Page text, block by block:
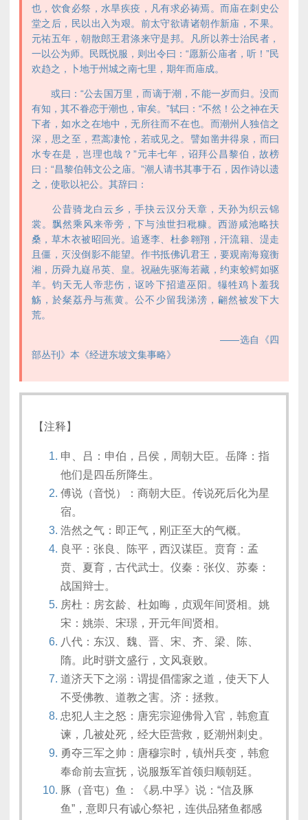
也，饮食必祭，水旱疾疫，凡有求必祷焉。而庙在刺史公
堂之后，民以出入为艰。前太守欲请诸朝作新庙，不果。
元祐五年，朝散郎王君涤来守是邦。凡所以养士治民者，
一以公为师。民既悦服，则出令曰：“愿新公庙者，听！”民
欢趋之，卜地于州城之南七里，期年而庙成。
或曰：“公去国万里，而谪于潮，不能一岁而归。没而
有知，其不眷恋于潮也，审矣。”轼曰：“不然！公之神在天
下者，如水之在地中，无所往而不在也。而潮州人独信之
深，思之至，焄蒿凄怆，若或见之。譬如凿井得泉，而曰
水专在是，岂理也哉？”元丰七年，诏拜公昌黎伯，故榜
曰：“昌黎伯韩文公之庙。”潮人请书其事于石，因作诗以遗
之，使歌以祀公。其辞曰：
公昔骑龙白云乡，手抉云汉分天章，天孙为织云锦
裳。飘然乘风来帝旁，下与浊世扫秕糠。西游咸池略扶
桑，草木衣被昭回光。追逐李、杜参翱翔，汗流籍、湜走
且僵，灭没倒影不能望。作书抵佛讥君王，要观南海窥衡
湘，历舜九嶷吊英、皇。祝融先驱海若藏，约束蛟鳄如驱
羊。钧天无人帝悲伤，讴吟下招遣巫阳。犦牲鸡卜羞我
觞，於粲荔丹与蕉黄。公不少留我涕滂，翩然被发下大
荒。
——选自《四
部丛刊》本《经进东坡文集事略》
【注释】
申、吕：申伯，吕侯，周朝大臣。岳降：指
他们是四岳所降生。
傅说（音悦）：商朝大臣。传说死后化为星
宿。
浩然之气：即正气，刚正至大的气概。
良平：张良、陈平，西汉谋臣。贲育：孟
贲、夏育，古代武士。仪秦：张仪、苏秦：
战国辩士。
房杜：房玄龄、杜如晦，贞观年间贤相。姚
宋：姚崇、宋璟，开元年间贤相。
八代：东汉、魏、晋、宋、齐、梁、陈、
隋。此时骈文盛行，文风衰败。
道济天下之溺：谓提倡儒家之道，使天下人
不受佛教、道教之害。济：拯救。
忠犯人主之怒：唐宪宗迎佛骨入官，韩愈直
谏，几被处死，经大臣营救，贬潮州刺史。
勇夺三军之帅：唐穆宗时，镇州兵变，韩愈
奉命前去宣抚，说服叛军首领归顺朝廷。
豚（音屯）鱼：《易.中孚》说：“信及豚
鱼”，意即只有诚心祭祀，连供品猪鱼都感